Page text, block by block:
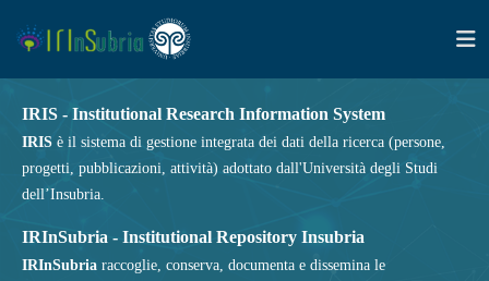
IRIS - Institutional Research Information System
IRIS è il sistema di gestione integrata dei dati della ricerca (persone,
progetti, pubblicazioni, attività) adottato dall'Università degli Studi
dell’Insubria.
IRInSubria - Institutional Repository Insubria
IRInSubria raccoglie, conserva, documenta e dissemina le